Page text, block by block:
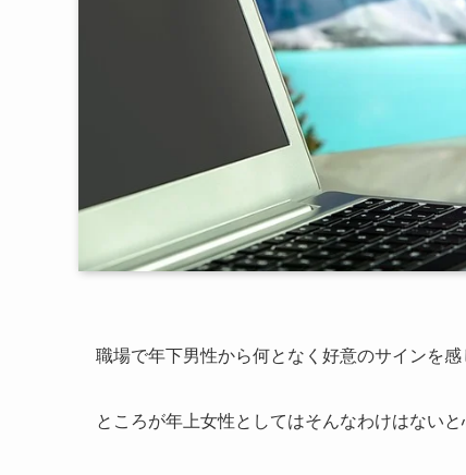
職場で年下男性から何となく好意のサインを感
ところが年上女性としてはそんなわけはない